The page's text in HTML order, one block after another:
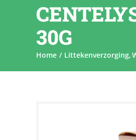
30G
Home Littekenverzorging